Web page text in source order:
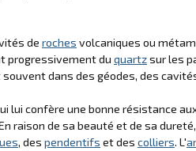
de roches volcaniques ou
progressivement du quartzsur les
dans des géodes, des
lui confère une bonne résistance
raison de sa beauté et de sa
, des pendentifs et des colliers. L'